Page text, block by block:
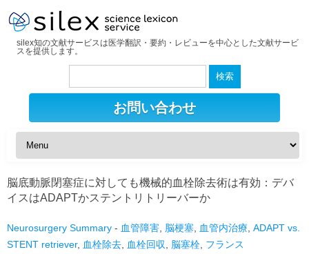
silex知の文献サービスは医学翻訳・要約・レビューを中心とした文献サービ
スを提供します。
検
お問い合わせ
脳底動脈閉塞症に対しても機械的血栓除去術は有効：デバ
イスはADAPTかステントリトリーバーか
Neurosurgery Summary - 血管障害 脳梗塞 血管内治療 ADAPT vs.
STENT retriever, 血栓除去 血栓回収 脳塞栓 フランス